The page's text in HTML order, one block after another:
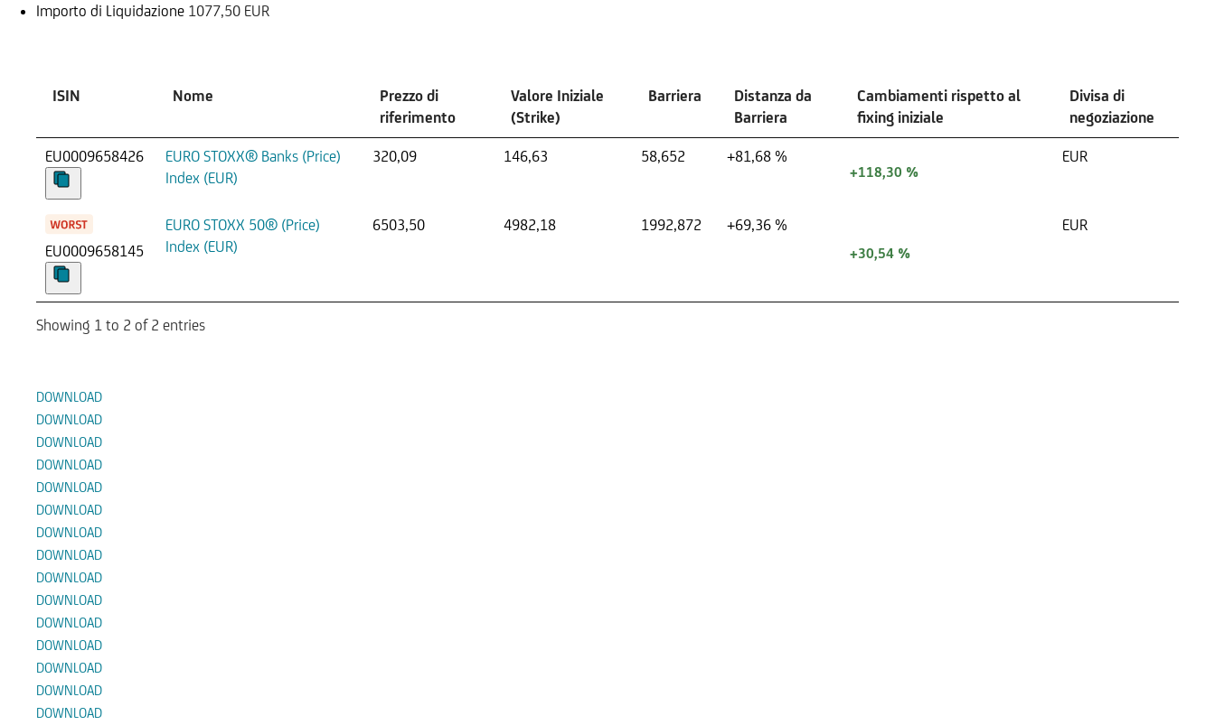
Importo di Liquidazione 1077,50 EUR
ISIN Nome
Prezzo di
riferimento
Valore Iniziale
(Strike)
Barriera
Distanza da
Barriera
Cambiamenti rispetto al
fixing iniziale
Divisa di
negoziazione
EU0009658426
EURO STOXX® Banks (Price)
Index (EUR)
320,09 146,63 58,652 +81,68 %
+118,30 %
EUR
EU0009658145
EURO STOXX 50® (Price)
Index (EUR)
6503,50 4982,18 1992,872 +69,36 %
+30,54 %
EUR
Showing 1 to 2 of 2 entries
DOWNLOAD
DOWNLOAD
DOWNLOAD
DOWNLOAD
DOWNLOAD
DOWNLOAD
DOWNLOAD
DOWNLOAD
DOWNLOAD
DOWNLOAD
DOWNLOAD
DOWNLOAD
DOWNLOAD
DOWNLOAD
DOWNLOAD